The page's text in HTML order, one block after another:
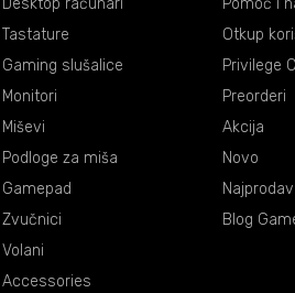
Desktop računari
Tastature
Gaming slušalice
Monitori
Miševi
Podloge za miša
Gamepad
Zvučnici
Volani
Accessories
Pomoć i
Otkup
Privilege
Preorderi
Akcija
Novo
Blog